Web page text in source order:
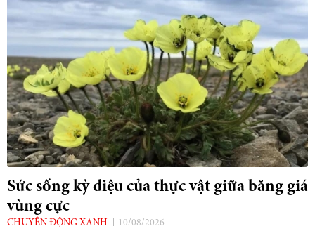
Sức sống kỳ diệu của thực vật giữa băng giá
vùng cực
CHUYỂN ĐỘNG XANH 10/08/2026